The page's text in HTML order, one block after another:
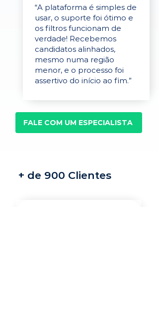
“A plataforma é simples de
usar, o suporte foi ótimo e
os filtros funcionam de
verdade! Recebemos
candidatos alinhados,
mesmo numa região
menor, e o processo foi
assertivo do início ao fim.”
FALE COM UM ESPECIALISTA
+ de 900 Clientes